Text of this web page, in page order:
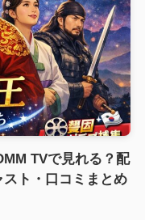
TVで見れる？配
ト・口コミまとめ